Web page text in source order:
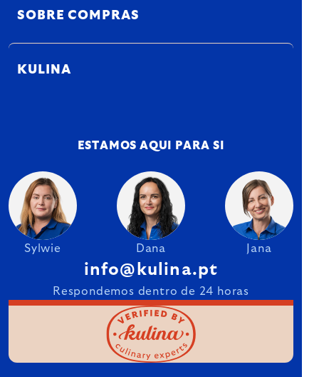
SOBRE COMPRAS
KULINA
ESTAMOS AQUI PARA SI
Sylwie Dana Jana
info@kulina.pt
Respondemos dentro de 24 horas